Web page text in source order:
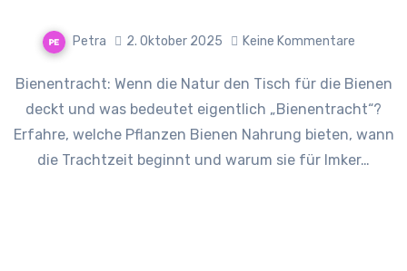
Petra 2. Oktober 2025 Keine Kommentare
Bienentracht: Wenn die Natur den Tisch für die Bienen
deckt und was bedeutet eigentlich „Bienentracht“?
Erfahre, welche Pflanzen Bienen Nahrung bieten, wann
die Trachtzeit beginnt und warum sie für Imker…